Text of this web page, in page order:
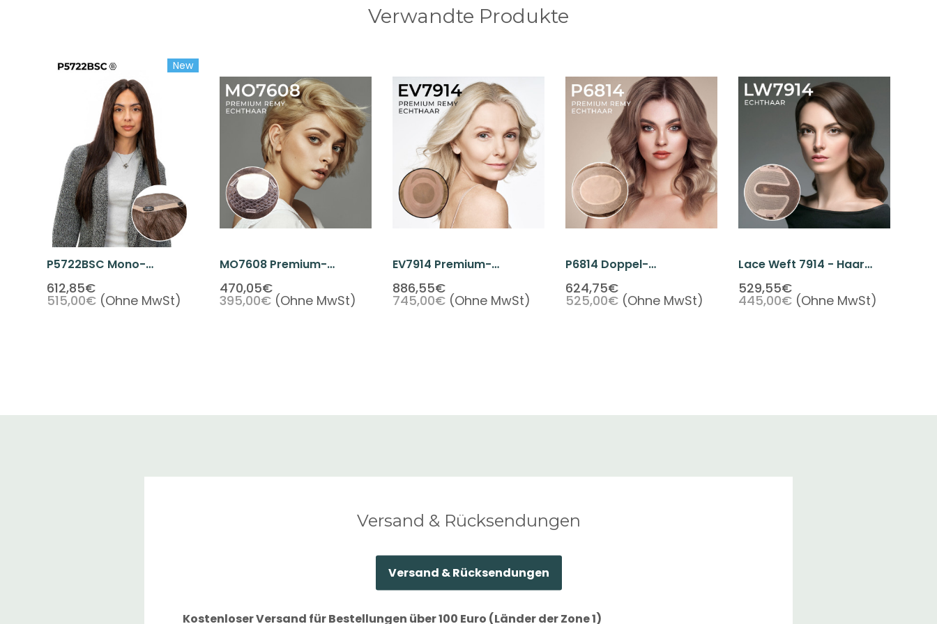
Verwandte Produkte
New
P5722BSC Mono-
Seidenoberteil Mit Clips
Für Damen
612,85€
515,00€ (Ohne MwSt)
MO7608 Premium-
Echthaar Magic On Mono-
Haara Topper Aus Seide
470,05€
395,00€ (Ohne MwSt)
EV7914 Premium-
Echthaar-Mono-Top-
Topper-Haarteil Für
886,55€
745,00€ (Ohne MwSt)
P6814 Doppel-
Monofilament-Top-
Echthaar-Topper Für
624,75€
525,00€ (Ohne MwSt)
Lace Weft 7914 - Haar
Topper Mit Spitzenfront
Für Damen
529,55€
445,00€ (Ohne MwSt)
Versand & Rücksendungen
Versand & Rücksendungen
Kostenloser Versand für Bestellungen über 100 Euro (Länder der Zone 1)